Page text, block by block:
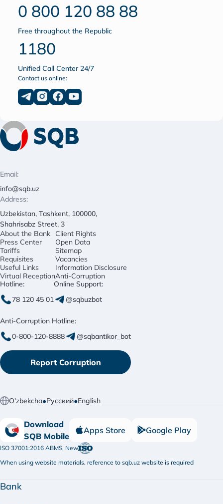
0 800 120 88 88
Free throughout the Republic
1180
Unified Call Center 24/7
Contact us online:
Email:
info@sqb.uz
Address:
Uzbekistan, Tashkent, 100000,
Shahrisabz Street, 3
About the Bank
Press Center
Tariffs
Requisites
Useful Links
Virtual Reception
Client Rights
Open Data
Sitemap
Vacancies
Information Disclosure
Anti-Corruption
Hotline:
78 120 45 01
Online Support:
@sqbuzbot
Anti-Corruption Hotline:
0-800-120-8888
@sqbantikor_bot
Report Corruption
O'zbekcha•Русский•English
Download
SQB Mobile
Apps Store Google Play
ISO 37001:2016 ABMS, New
When using website materials, reference to sqb.uz website is required
Bank